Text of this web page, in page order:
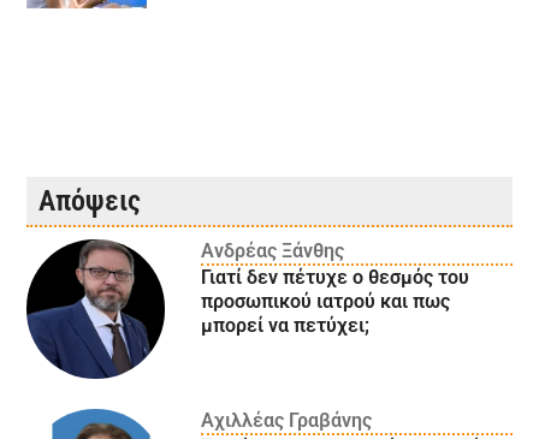
Απόψεις
Ανδρέας Ξάνθης
Γιατί δεν πέτυχε ο θεσμός του
προσωπικού ιατρού και πως
μπορεί να πετύχει;
Αχιλλέας Γραβάνης